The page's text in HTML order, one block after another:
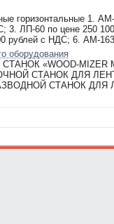
горизонтальные 1.
3. ЛП-60 по цене 250
рублей с НДС; 6. АМ-
оборудования
«WOOD-MIZER
СТАНОК ДЛЯ
СТАНОК